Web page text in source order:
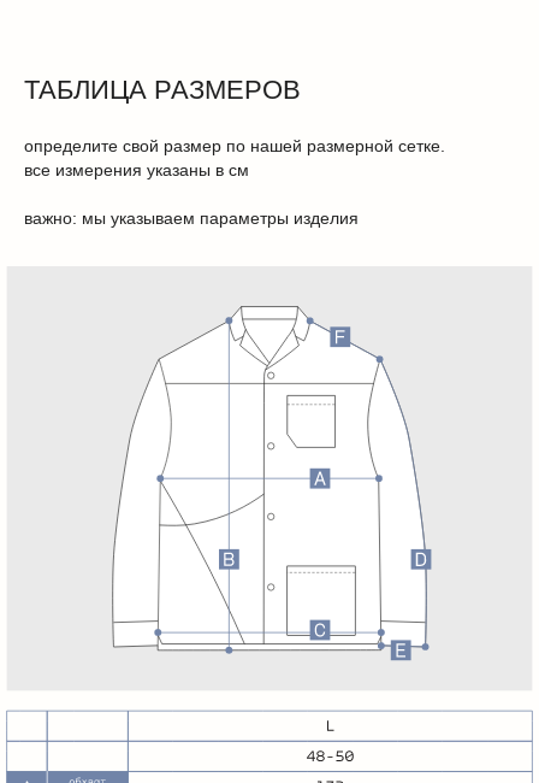
ТАБЛИЦА РАЗМЕРОВ
определите свой размер по нашей размерной сетке.
все измерения указаны в см
важно: мы указываем параметры изделия